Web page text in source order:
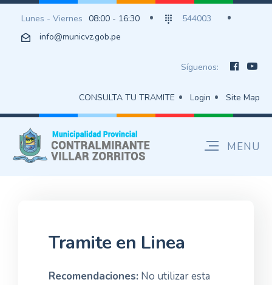
Lunes - Viernes 08:00 - 16:30
544003
info@municvz.gob.pe
Síguenos:
CONSULTA TU TRAMITE Login Site Map
Tramite en Linea
Recomendaciones: No utilizar esta